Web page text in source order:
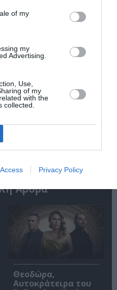
of my
my
Advertising.
Use,
of my
with the
collected.
Privacy Policy
Ελένη Μπουκαούρη
όλα: Ένα κοινωνικό
Άρθρα
Θεοδώρα,
Αυτοκράτειρα του